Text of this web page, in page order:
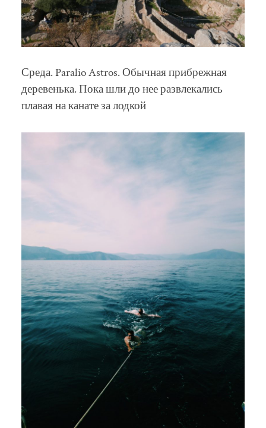
Среда. Paralio Astros. Обычная прибрежная
деревенька. Пока шли до нее развлекались
плавая на канате за лодкой